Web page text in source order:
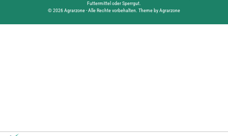
Futtermittel oder Sperrgut.
© 2026 Agrarzone - Alle Rechte vorbehalten. Theme by Agrarzone